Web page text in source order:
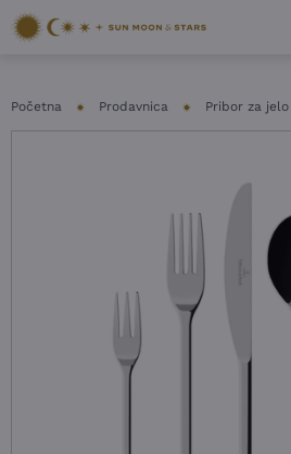
Početna Prodavnica Pribor za jelo